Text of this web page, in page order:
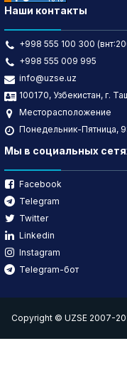
Наши контакты
+998 555 100 300
+998 555 009 995
info@uzse.uz
100170, Узбекистан, г.
Месторасположение
Понедельник-Пятница,
Мы в социальных
Facebook
Telegram
Twitter
Linkedin
Instagram
Telegram-бот
Copyright © UZSE 2007-